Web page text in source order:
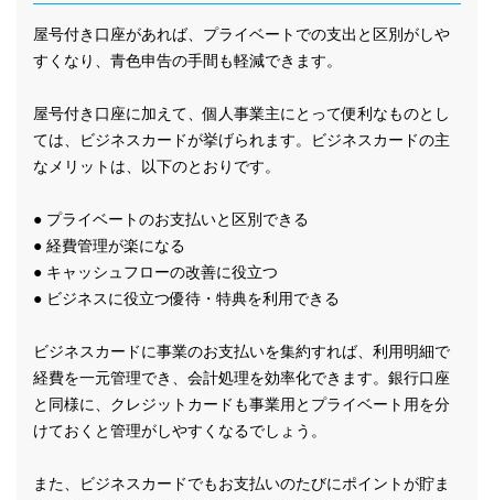
屋号付き口座があれば、プライベートでの支出と区別がしや
すくなり、青色申告の手間も軽減できます。
屋号付き口座に加えて、個人事業主にとって便利なものとし
ては、ビジネスカードが挙げられます。ビジネスカードの主
なメリットは、以下のとおりです。
● プライベートのお支払いと区別できる
● 経費管理が楽になる
● キャッシュフローの改善に役立つ
● ビジネスに役立つ優待・特典を利用できる
ビジネスカードに事業のお支払いを集約すれば、利用明細で
経費を一元管理でき、会計処理を効率化できます。銀行口座
と同様に、クレジットカードも事業用とプライベート用を分
けておくと管理がしやすくなるでしょう。
また、ビジネスカードでもお支払いのたびにポイントが貯ま